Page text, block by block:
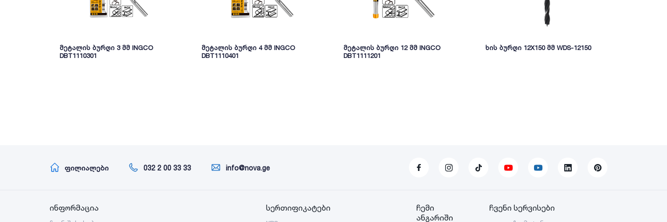
მეტალის ბურღი 3 მმ INGCO
DBT1110301
მეტალის ბურღი 4 მმ INGCO
DBT1110401
მეტალის ბურღი 12 მმ INGCO
DBT1111201
ხის ბურღი 12X150 მმ WDS-12150
ფილიალები 032 2 00 33 33 info@nova.ge
ინფორმაცია სერთიფიკატები
ჩემი
ანგარიში
ჩვენი სერვისები